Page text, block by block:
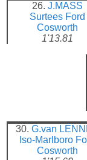
26. J.MASS
Surtees Ford
Cosworth
1'13.81
30. G.van
Iso-Marlboro
Cosworth